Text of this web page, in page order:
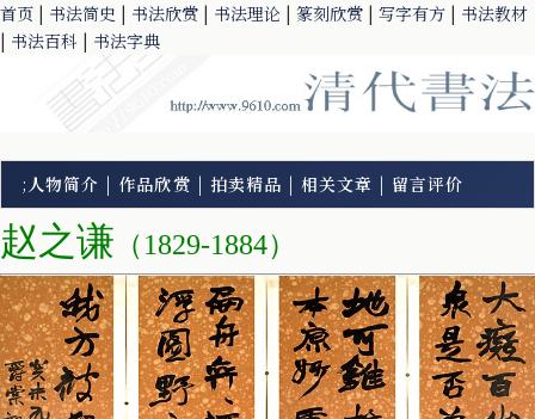
首页 | 书法简史 | 书法欣赏 | 书法理论 | 篆刻欣赏 | 写字有方 | 书法教材
| 书法百科 | 书法字典
; 人物简介 | 作品欣赏 | 拍卖精品 | 相关文章 | 留言评价
赵之谦 （1829-1884）